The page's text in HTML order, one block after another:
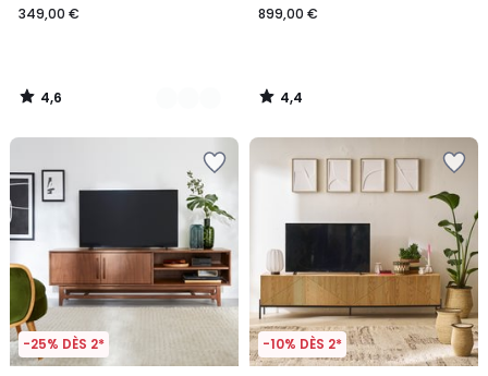
€.
349,00 €
4,6
/
899,00 €
4,4
/
-25% DÈS 2* -10% DÈS 2*